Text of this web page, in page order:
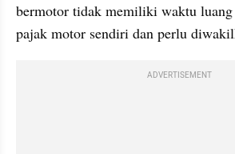
bermotor tidak memiliki waktu luang
pajak motor sendiri dan perlu
ADVERTISEMENT